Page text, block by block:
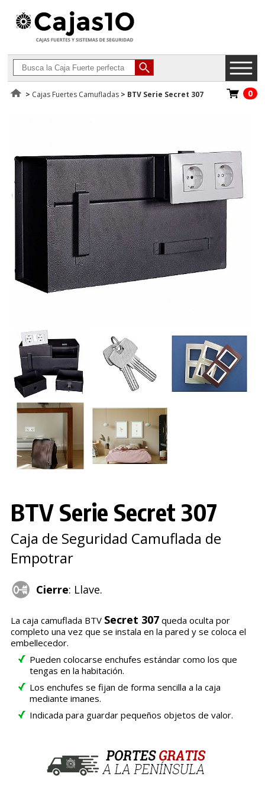
> Cajas Fuertes Camufladas > BTV Serie Secret 307 0
BTV Serie Secret 307
Caja de Seguridad Camuflada de
Empotrar
Cierre: Llave.
La caja camuflada BTV Secret 307queda oculta por
completo una vez que se instala en la pared y se coloca el
embellecedor.
Pueden colocarse enchufes estándar como los que
tengas en la habitación.
Los enchufes se fijan de forma sencilla a la caja
mediante imanes.
Indicada para guardar pequeños objetos de valor.